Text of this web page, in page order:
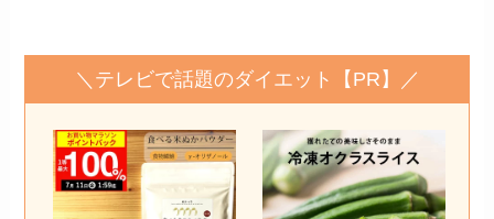
＼テレビで話題のダイエット【PR】／